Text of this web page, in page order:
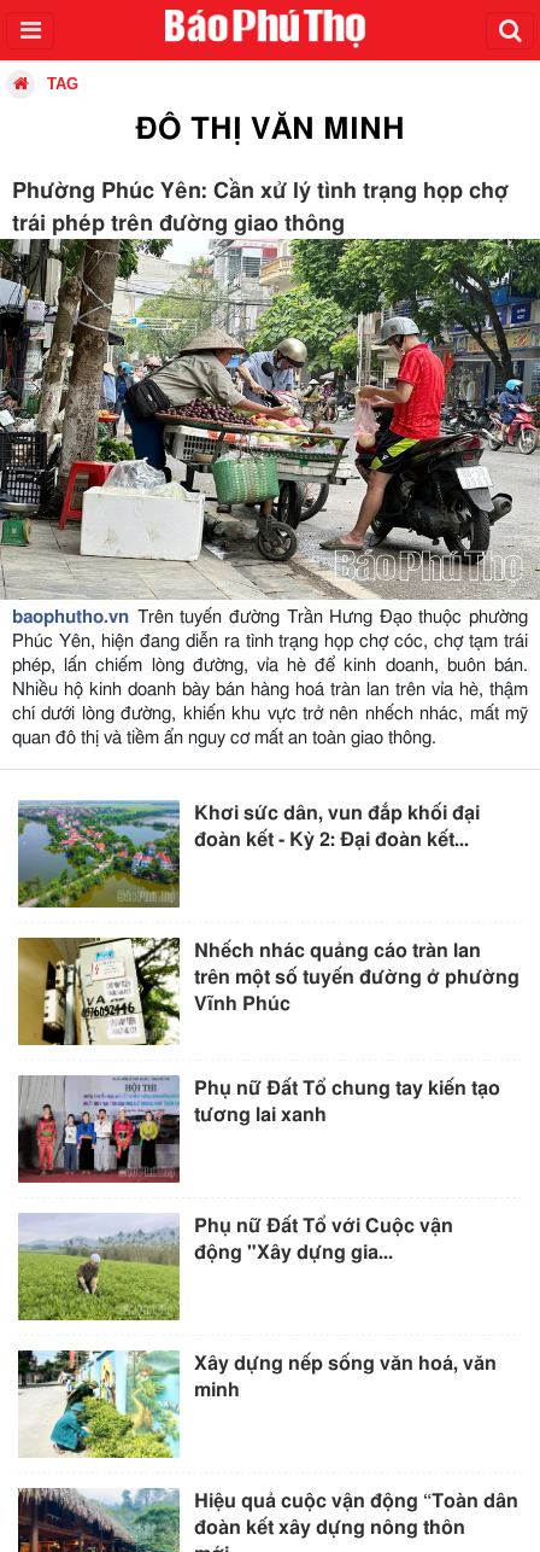
TAG
ĐÔ THỊ VĂN MINH
Phường Phúc Yên: Cần xử lý tình trạng họp chợ
trái phép trên đường giao thông
baophutho.vn Trên tuyến đường Trần Hưng Đạo thuộc phường
Phúc Yên, hiện đang diễn ra tình trạng họp chợ cóc, chợ tạm trái
phép, lấn chiếm lòng đường, vỉa hè để kinh doanh, buôn bán.
Nhiều hộ kinh doanh bày bán hàng hoá tràn lan trên vỉa hè, thậm
chí dưới lòng đường, khiến khu vực trở nên nhếch nhác, mất mỹ
quan đô thị và tiềm ẩn nguy cơ mất an toàn giao thông.
Khơi sức dân, vun đắp khối đại
đoàn kết - Kỳ 2: Đại đoàn kết...
Nhếch nhác quảng cáo tràn lan
trên một số tuyến đường ở phường
Vĩnh Phúc
Phụ nữ Đất Tổ chung tay kiến tạo
tương lai xanh
Phụ nữ Đất Tổ với Cuộc vận
động "Xây dựng gia...
Xây dựng nếp sống văn hoá, văn
minh
Hiệu quả cuộc vận động “Toàn dân
đoàn kết xây dựng nông thôn